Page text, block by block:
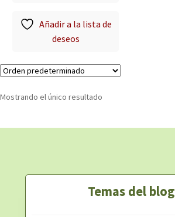
Añadir a la lista de
deseos
Mostrando el único resultado
Temas del blog